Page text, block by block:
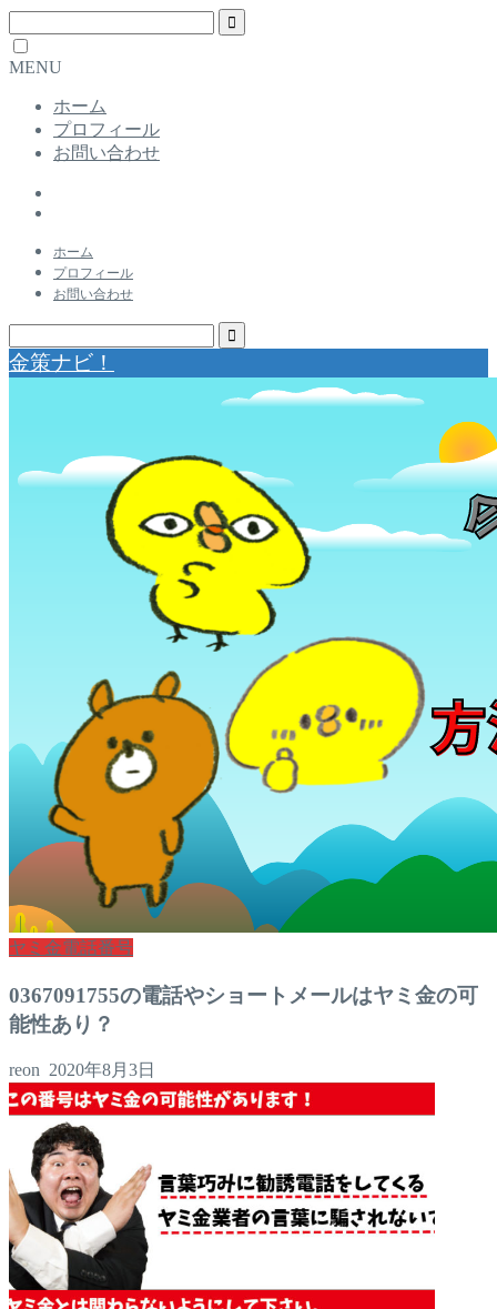
MENU
ホーム
プロフィール
お問い合わせ
ホーム
プロフィール
お問い合わせ
金策ナビ！
ヤミ金電話番号
0367091755の電話やショートメールはヤミ金の可
能性あり？
reon 2020年8月3日